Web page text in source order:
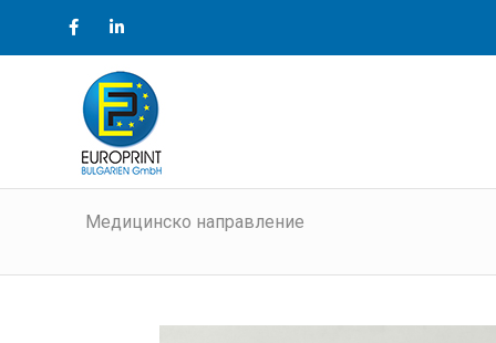
Медицинско направление